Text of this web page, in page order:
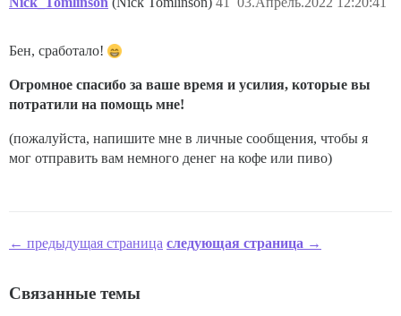
Бен, сработало!
Огромное спасибо за ваше время и усилия, которые вы
потратили на помощь мне!
(пожалуйста, напишите мне в личные сообщения, чтобы я
мог отправить вам немного денег на кофе или пиво)
← предыдущая страница следующая страница →
Связанные темы